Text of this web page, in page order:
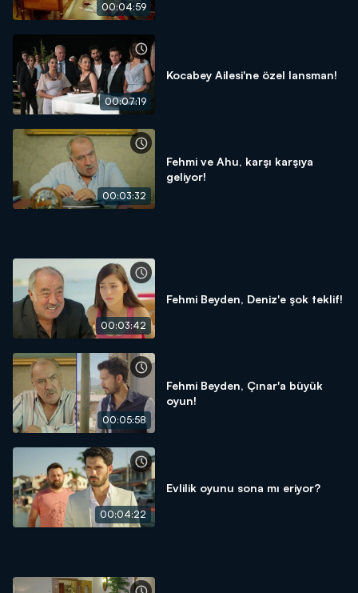
00:04:59
00:07:19
Kocabey Ailesi'ne özel lansman!
00:03:32
Fehmi ve Ahu, karşı karşıya
geliyor!
00:03:42
Fehmi Beyden, Deniz'e şok teklif!
00:05:58
Fehmi Beyden, Çınar'a büyük
oyun!
00:04:22
Evlilik oyunu sona mı eriyor?